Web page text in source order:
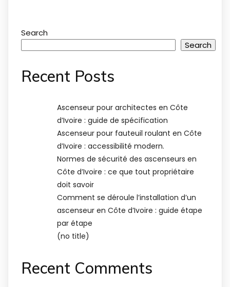
Search
Search
Recent Posts
Ascenseur pour architectes en Côte
d’Ivoire : guide de spécification
Ascenseur pour fauteuil roulant en Côte
d’Ivoire : accessibilité modern.
Normes de sécurité des ascenseurs en
Côte d’Ivoire : ce que tout propriétaire
doit savoir
Comment se déroule l’installation d’un
ascenseur en Côte d’Ivoire : guide étape
par étape
(no title)
Recent Comments